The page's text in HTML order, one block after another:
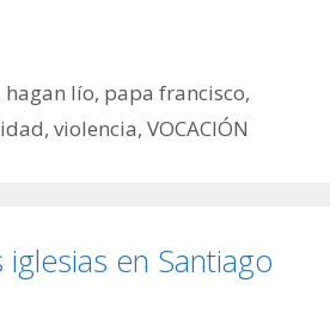
hagan lío, papa francisco,
, violencia, VOCACIÓN
en Santiago